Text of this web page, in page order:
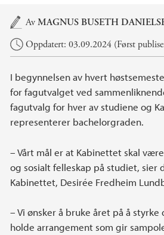
Hovedinnhold
AvMAGNUS BUSETH
Oppdatert: 03.09.2024 (Først
I begynnelsen av hvert
for fagutvalget ved
fagutvalg for hver av studiene og
representerer bachelorgraden.
– Vårt mål er at Kabinettet skal
og sosialt felleskap på studiet, sier
Kabinettet, Desirée Fredheim
– Vi ønsker å bruke året på å
holde arrangement som gir